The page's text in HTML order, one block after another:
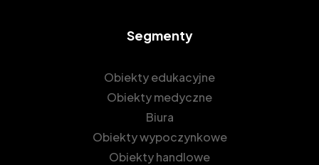
Segmenty
Obiekty edukacyjne
Obiekty medyczne
Biura
Obiekty wypoczynkowe
Obiekty handlowe